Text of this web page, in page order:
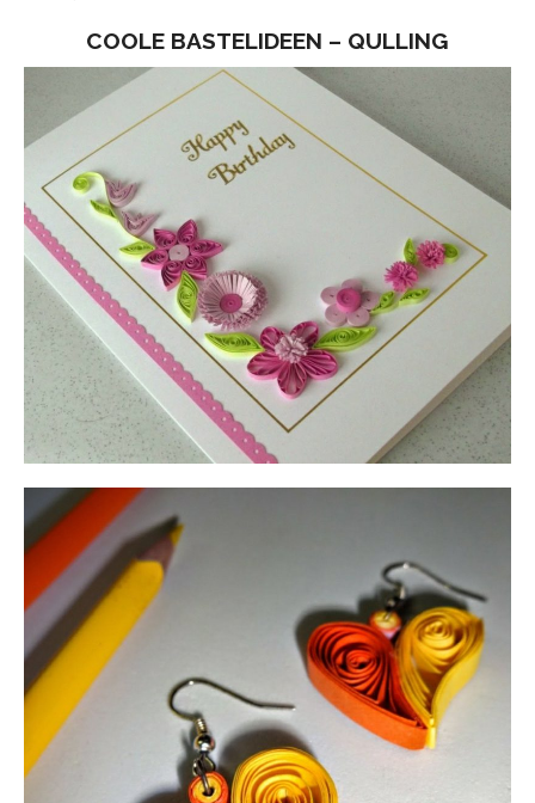
COOLE BASTELIDEEN – QULLING